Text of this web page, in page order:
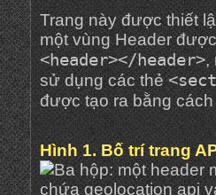
Trang này được thiết
một vùng Header
<header></header>,
sử dụng các thẻ
được tạo ra bằng
Hình 1. Bố trí trang